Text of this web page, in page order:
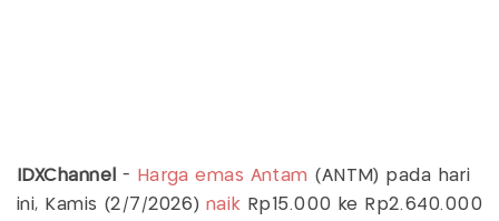
IDXChannel - Harga emas Antam (ANTM) pada hari
ini, Kamis (2/7/2026) naik Rp15.000 ke Rp2.640.000